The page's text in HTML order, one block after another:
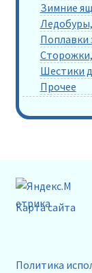
Зимние
Поплавки
Шестики
Прочее
Карта сайта
Политика